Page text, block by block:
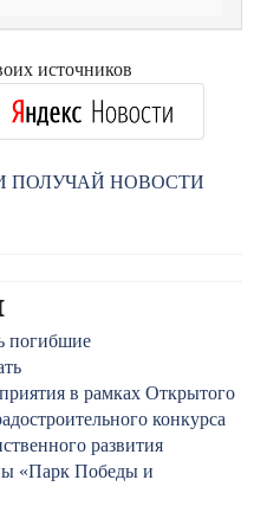
источников
ПОЛУЧАЙ НОВОСТИ
погибшие
в рамках Открытого
конкурса
развития
«Парк Победы и